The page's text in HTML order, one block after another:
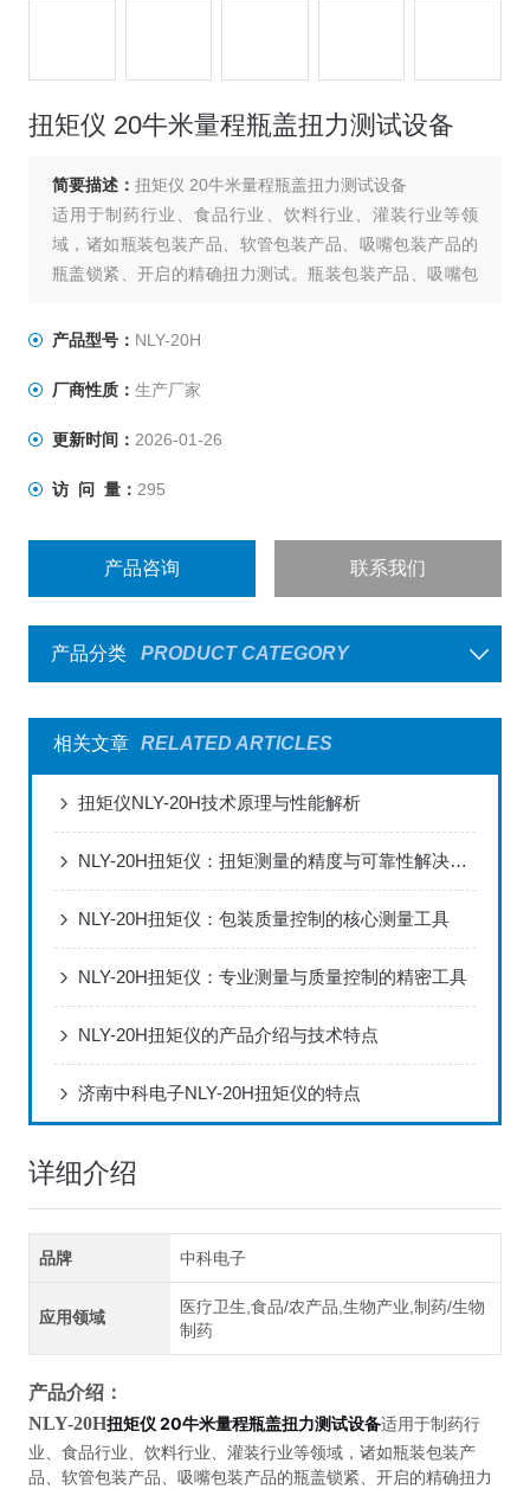
扭矩仪 20牛米量程瓶盖扭力测试设备
简要描述： 扭矩仪 20牛米量程瓶盖扭力测试设备
适用于制药行业、食品行业、饮料行业、灌装行业等领
域，诸如瓶装包装产品、软管包装产品、吸嘴包装产品的
瓶盖锁紧、开启的精确扭力测试。瓶装包装产品、吸嘴包
生产单位离线或在线重点控制的工艺参数之一。
产品型号： NLY-20H
厂商性质： 生产厂家
更新时间： 2026-01-26
访 问 量： 295
产品咨询 联系我们
产品分类 PRODUCT CATEGORY
相关文章 RELATED ARTICLES
扭矩仪NLY-20H技术原理与性能解析
NLY-20H扭矩仪：扭矩测量的精度与可靠性解决方案
NLY-20H扭矩仪：包装质量控制的核心测量工具
NLY-20H扭矩仪：专业测量与质量控制的精密工具
NLY-20H扭矩仪的产品介绍与技术特点
济南中科电子NLY-20H扭矩仪的特点
详细介绍
品牌 中科电子
应用领域
医疗卫生,食品/农产品,生物产业,制药/生物
制药
产品介绍：
NLY-20H扭矩仪 20牛米量程瓶盖扭力测试设备适用于制药行
业、食品行业、饮料行业、灌装行业等领域，诸如瓶装包装产
品、软管包装产品、吸嘴包装产品的瓶盖锁紧、开启的精确扭力